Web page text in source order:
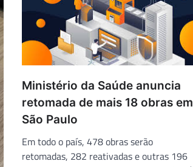
Ministério da Saúde anuncia
retomada de mais 18 obras em
São Paulo
Em todo o país, 478 obras serão
retomadas, 282 reativadas e outras 196